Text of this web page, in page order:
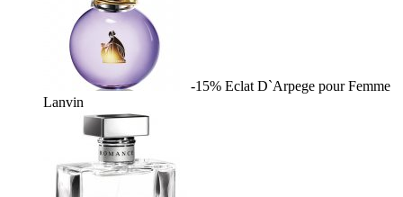
-15% Eclat D`Arpege pour Femme
Lanvin